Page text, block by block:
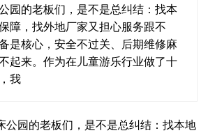
园的老板们，是不是总纠结：找本
障，找外地厂家又担心服务跟不
是核心，安全不过关、后期维修麻
起来。作为在儿童游乐行业做了十
我
公园的老板们，是不是总纠结：找本地